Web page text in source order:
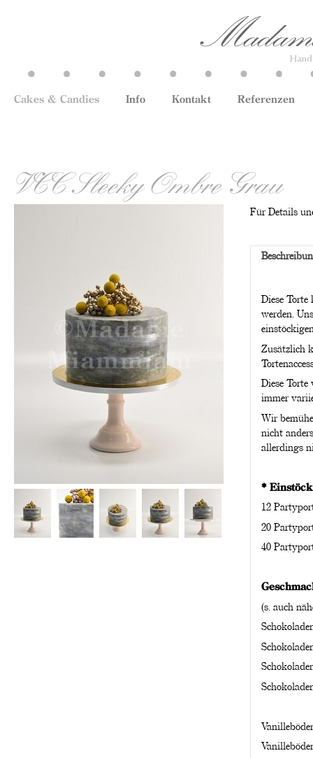
Cakes & Candies Info Kontakt Referenzen
VCC Sleeky Ombre Grau
Für Details
Diese
werden.
Zusätzlich
Diese
immer
Wir
nicht
allerdings
*
12
20
40
(s. auch